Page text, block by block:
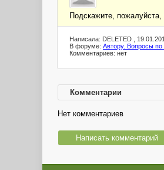
Подскажите,
Написала: DELETED ,
В форуме: Автору. Вопросы по
Комментариев: нет
Комментарии
Нет комментариев
Написать комментарий